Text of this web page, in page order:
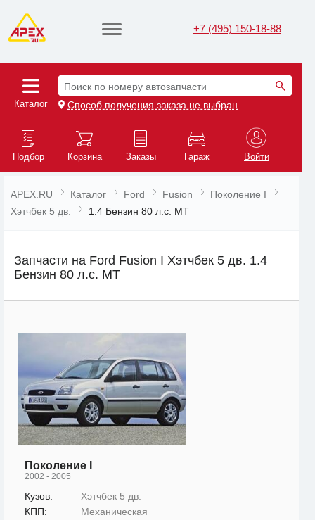
+7 (495) 150-18-88
Каталог
Поиск по номеру автозапчасти
Способ получения заказа не выбран
Подбор Корзина Заказы Гараж Войти
APEX.RU Каталог Ford Fusion
Поколение I
Хэтчбек 5 дв.
1.4 Бензин 80 л.с. MT
Запчасти на Ford Fusion I Хэтчбек 5 дв. 1.4
Бензин 80 л.с. MT
Поколение I
2002 - 2005
Кузов:
Хэтчбек 5 дв.
КПП:
Механическая